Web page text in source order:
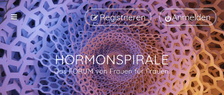
Anmelden
Registrieren